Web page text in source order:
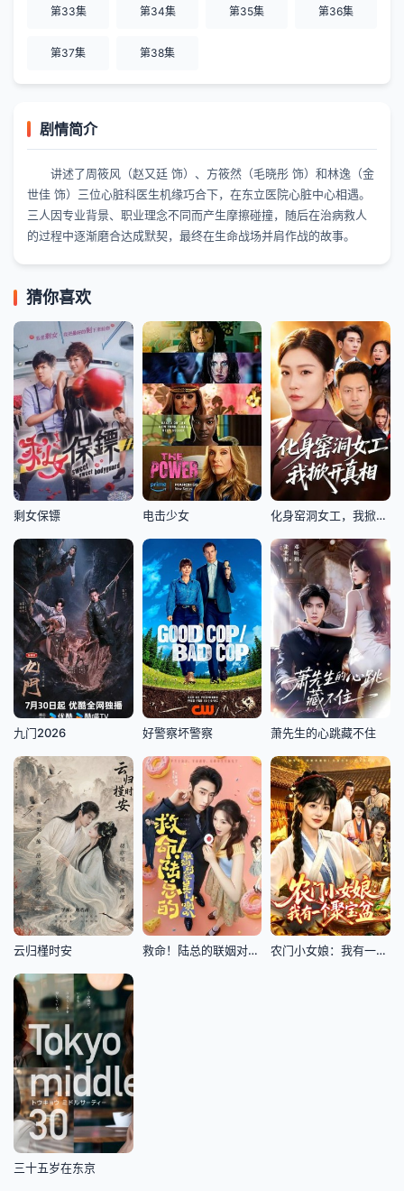
第33集 第34集 第35集 第36集
第37集 第38集
剧情简介
讲述了周筱风（赵又廷 饰）、方筱然（毛晓彤 饰）和林逸（金
世佳 饰）三位心脏科医生机缘巧合下，在东立医院心脏中心相遇。
三人因专业背景、职业理念不同而产生摩擦碰撞，随后在治病救人
的过程中逐渐磨合达成默契，最终在生命战场并肩作战的故事。
猜你喜欢
剩女保镖 电击少女 化身窑洞女工，我掀开真相
九门2026 好警察坏警察 萧先生的心跳藏不住
云归槿时安 救命！陆总的联姻对象是个小喇叭 农门小女娘：我有一个聚宝盆
三十五岁在东京